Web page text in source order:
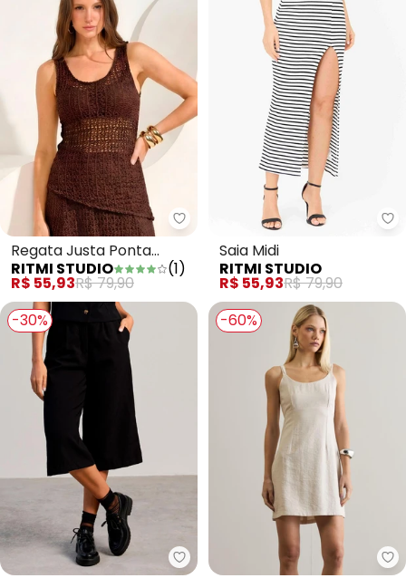
Ritmi Studio - Regata Justa
Regata Justa Ponta
Assimetrica Renda
RITMI STUDIO (1)
R$ 55,93R$ 79,90
Saia Midi
RITMI STUDIO
R$ 55,93R$ 79,90
-30%
Ritmi Studio - Bermuda Reta
-60%